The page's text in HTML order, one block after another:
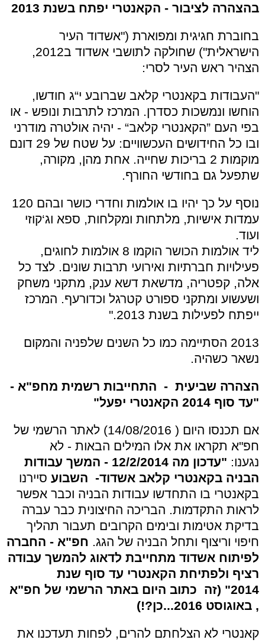
בהצהרה לציבור - הקאנטרי יפתח בשנת 2013
בחוברת חגיגית ומפוארת ("אשדוד העיר
הישראלית") שחולקה לתושבי אשדוד ב2012,
הצהיר ראש העיר לסרי:
"העבודות בקאנטרי קלאב שברובע י“ג חודשו,
הוחשו ונמשכות כסדרן. המרכז לתרבות ונופש - או
בפי העם ”הקאנטרי קלאב“ - יהיה אולטרה מודרני
ובו כל החידושים העכשוויים: על שטח של 29 דונם
מוקמות 2 בריכות שחייה. אחת מהן, מקורה,
שתפעל גם בחודשי החורף.
נוסף על כך יהיו בו אולמות וחדרי כושר ובהם 120
עמדות אישיות, מלתחות ומקלחות, ספא וג‘קוזי
ועוד.
ליד אולמות הכושר הוקמו 8 אולמות לחוגים,
פעילויות חברתיות ואירועי תרבות שונים. לצד כל
אלה, קפטריה, מדשאת דשא ענק, מתקני משחק
ושעשוע ומתקני ספורט קטרגל וכדורעף. המרכז
ייפתח לפעילות בשנת 2013."
2013 הסתיימה כמו כל השנים שלפניה והמקום
נשאר כשהיה.
הצהרה שביעית - התחייבות רשמית מחפ"א -
"עד סוף 2014 הקאנטרי יפעל"
אם תכנסו היום ( 14/08/2016) לאתר הרשמי של
חפ"א תקראו את אלו המילים הבאות - לא
נגענו:
"עדכון מה 12/2/2014 - המשך עבודות
הבניה בקאנטרי קלאב אשדוד- השבוע סיירנו
בקאנטרי בו התחדשו עבודות הבניה וכבר אפשר
לראות התקדמות. הבריכה החיצונית כבר עברה
בדיקת אטימות ובימים הקרובים תעבור תהליך
חיפוי וריצוף ותחל הבניה של הגג. חפ"א - החברה
לפיתוח אשדוד מתחייבת לדאוג להמשך עבודה
רציף ולפתיחת הקאנטרי עד סוף שנת
2014" (זה כתוב היום באתר הרשמי של חפ"א
, באוגוסט 2016...כן?!)
קאנטרי לא הצלחתם להרים, לפחות תעדכנו את